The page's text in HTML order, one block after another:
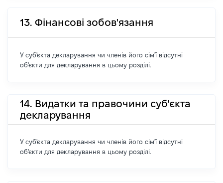
13. Фінансові зобов'язання
У суб'єкта декларування чи членів його сім'ї відсутні
об'єкти для декларування в цьому розділі.
14. Видатки та правочини суб'єкта
декларування
У суб'єкта декларування чи членів його сім'ї відсутні
об'єкти для декларування в цьому розділі.